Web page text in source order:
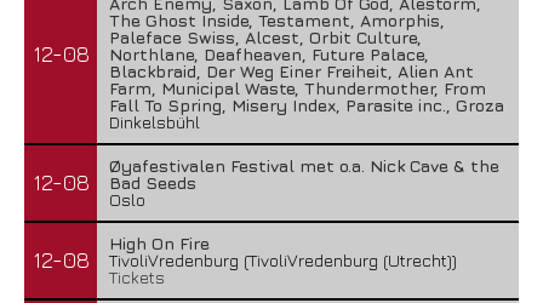
12-08
The Ghost Inside, Testament, Amorphis,
Paleface Swiss, Alcest, Orbit Culture,
Northlane, Deafheaven, Future Palace,
Blackbraid, Der Weg Einer Freiheit, Alien Ant
Farm, Municipal Waste, Thundermother, From
Fall To Spring, Misery Index, Parasite inc., Groza
Dinkelsbühl
12-08
Øyafestivalen Festival met o.a. Nick Cave & the
Bad Seeds
Oslo
12-08
High On Fire
TivoliVredenburg (TivoliVredenburg (Utrecht))
Tickets